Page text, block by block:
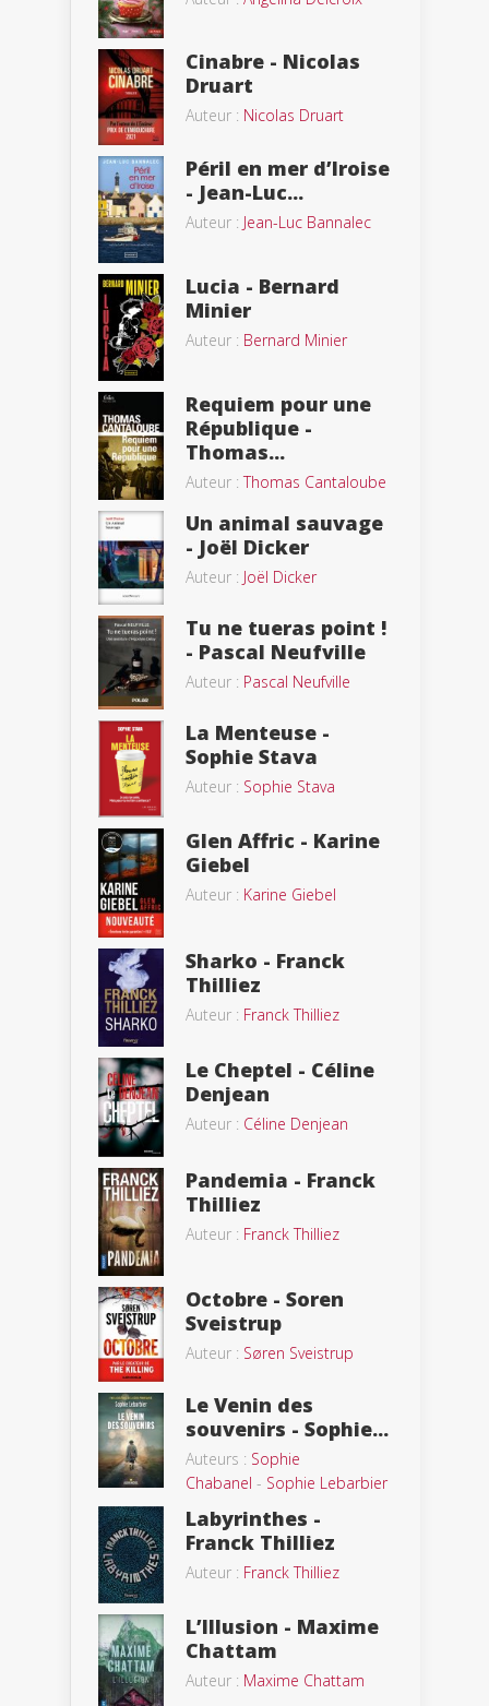
Cinabre - Nicolas
Druart
Auteur : Nicolas Druart
Péril en mer d’Iroise
- Jean-Luc...
Auteur : Jean-Luc Bannalec
Lucia - Bernard
Minier
Auteur : Bernard Minier
Requiem pour une
République -
Thomas...
Auteur :Thomas Cantaloube
Un animal sauvage
- Joël Dicker
Auteur : Joël Dicker
Tu ne tueras point !
- Pascal Neufville
Auteur : Pascal Neufville
La Menteuse -
Sophie Stava
Auteur : Sophie Stava
Glen Affric - Karine
Giebel
Auteur : Karine Giebel
Sharko - Franck
Thilliez
Auteur : Franck Thilliez
Le Cheptel - Céline
Denjean
Auteur : Céline Denjean
Pandemia - Franck
Thilliez
Auteur : Franck Thilliez
Octobre - Soren
Sveistrup
Auteur : Søren Sveistrup
Le Venin des
souvenirs - Sophie...
Auteurs : Sophie
Chabanel - Sophie Lebarbier
Labyrinthes -
Franck Thilliez
Auteur : Franck Thilliez
L’Illusion - Maxime
Chattam
Auteur : Maxime Chattam